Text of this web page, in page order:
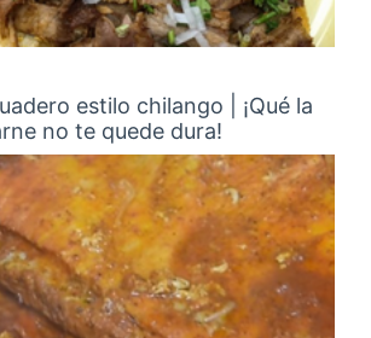
estilo chilango | ¡Qué la
no te quede dura!